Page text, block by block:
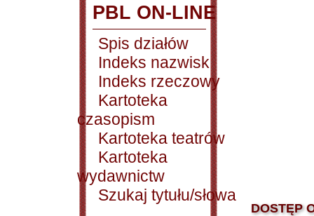
PBL ON-LINE
Spis działów
Indeks nazwisk
Indeks rzeczowy
Kartoteka
czasopism
Kartoteka teatrów
Kartoteka
wydawnictw
Szukaj tytułu/słowa
DOSTĘP